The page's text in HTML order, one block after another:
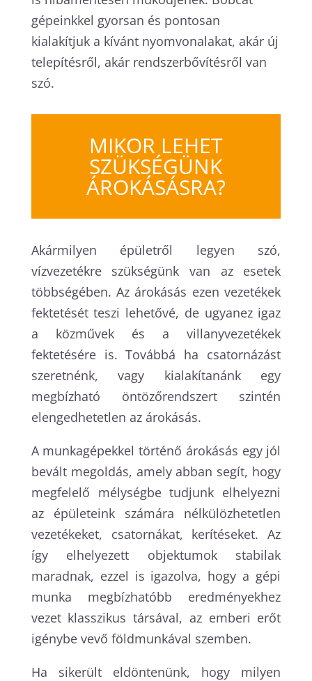
gépeinkkel gyorsan és pontosan
kialakítjuk a kívánt nyomvonalakat, akár új
telepítésről, akár rendszerbővítésről van
szó.
MIKOR LEHET
SZÜKSÉGÜNK
ÁROKÁSÁSRA?
Akármilyen épületről legyen szó,
vízvezetékre szükségünk van az esetek
többségében. Az árokásás ezen vezetékek
fektetését teszi lehetővé, de ugyanez igaz
a közművek és a villanyvezetékek
fektetésére is. Továbbá ha csatornázást
szeretnénk, vagy kialakítanánk egy
megbízható öntözőrendszert szintén
elengedhetetlen az árokásás.
A munkagépekkel történő árokásás egy jól
bevált megoldás, amely abban segít, hogy
megfelelő mélységbe tudjunk elhelyezni
az épületeink számára nélkülözhetetlen
vezetékeket, csatornákat, kerítéseket. Az
így elhelyezett objektumok stabilak
maradnak, ezzel is igazolva, hogy a gépi
munka megbízhatóbb eredményekhez
vezet klasszikus társával, az emberi erőt
igénybe vevő földmunkával szemben.
Ha sikerült eldöntenünk, hogy milyen